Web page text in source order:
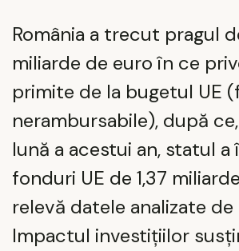
România a trecut pragul
miliarde de euro în ce
primite de la bugetul UE
nerambursabile), după
lună a acestui an, statul a
fonduri UE de 1,37
relevă datele analizate
Impactul investițiilor